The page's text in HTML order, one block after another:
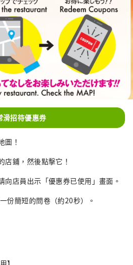
滑招待優惠券
圖！
鋪，然後點擊它！
店員出示「優惠券已使用」畫面。
份簡短的問卷（約20秒）。
】